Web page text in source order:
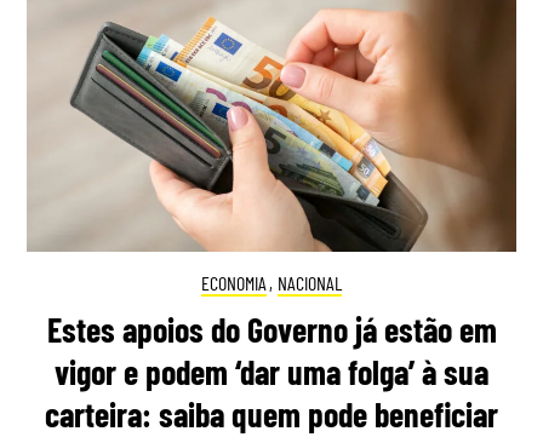
ECONOMIA , NACIONAL
Estes apoios do Governo já estão em
vigor e podem ‘dar uma folga’ à sua
carteira: saiba quem pode beneficiar